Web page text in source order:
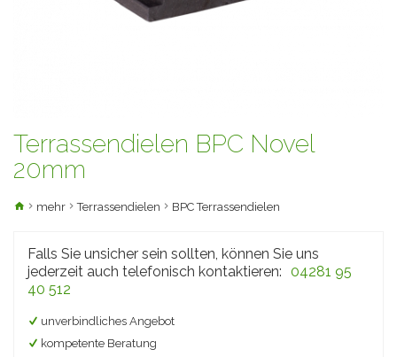
Terrassendielen BPC Novel
20mm
mehr Terrassendielen BPC Terrassendielen
Falls Sie unsicher sein sollten, können Sie uns
jederzeit auch telefonisch kontaktieren: 04281 95
40 512
unverbindliches Angebot
kompetente Beratung